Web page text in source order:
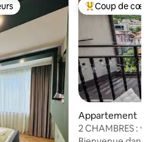
les plus appréciés Coups de cœur
Coup de cœur
Appartement
2 CHAMBRES :